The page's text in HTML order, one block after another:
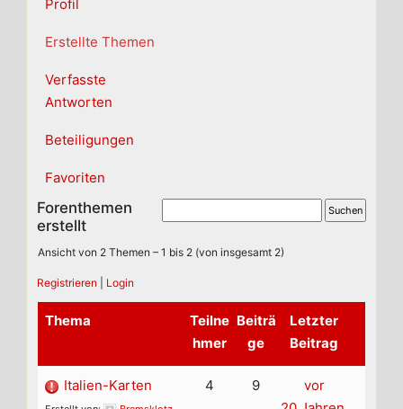
Profil
Erstellte Themen
Verfasste
Antworten
Beteiligungen
Favoriten
Forenthemen
erstellt
Ansicht von 2 Themen – 1 bis 2 (von insgesamt 2)
Registrieren Login
Thema
Teilne
hmer
Beiträ
ge
Letzter
Beitrag
Italien-Karten 4 9
vor